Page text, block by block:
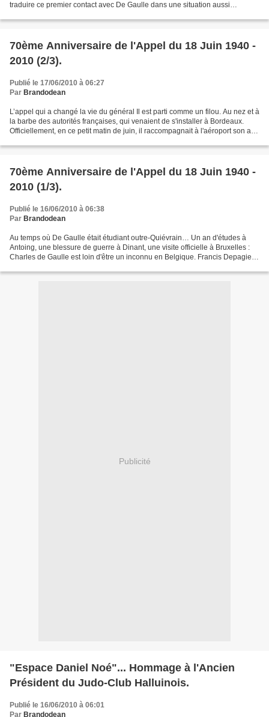
traduire ce premier contact avec De Gaulle dans une situation aussi
70ème Anniversaire de l'Appel du 18 Juin 1940 -
2010 (2/3).
Publié le 17/06/2010 à 06:27
Par Brandodean
L’appel qui a changé la vie du général Il est parti comme un filou. Au nez et à
la barbe des autorités françaises, qui venaient de s'installer à Bordeaux.
Officiellement, en ce petit matin de juin, il raccompagnait à l'aéroport son ami
70ème Anniversaire de l'Appel du 18 Juin 1940 -
2010 (1/3).
Publié le 16/06/2010 à 06:38
Par Brandodean
Au temps où De Gaulle était étudiant outre-Quiévrain… Un an d'études à
Antoing, une blessure de guerre à Dinant, une visite officielle à Bruxelles :
Charles de Gaulle est loin d'être un inconnu en Belgique. Francis Depagie,
Publicité
"Espace Daniel Noé"... Hommage à l'Ancien
Président du Judo-Club Halluinois.
Publié le 16/06/2010 à 06:01
Par Brandodean